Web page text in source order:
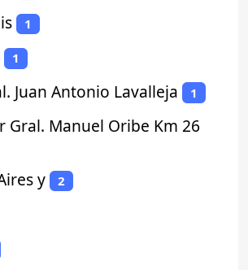
1
1
Juan Antonio Lavalleja 1
Gral. Manuel Oribe Km 26
y 2